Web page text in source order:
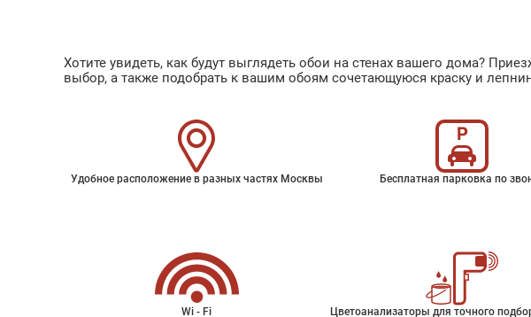
Хотите увидеть, как будут выглядеть обои на стенах вашего дома?
выбор, а также подобрать к вашим обоям сочетающуюся краску и
Удобное расположение в разных частях Москвы Бесплатная парковка по
Wi - Fi
Цветоанализаторы для точного